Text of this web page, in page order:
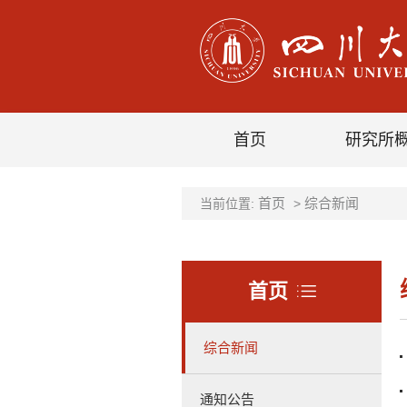
首页 研究所
当前位置: 首页 > 综合新闻
首页
综合新闻
通知公告